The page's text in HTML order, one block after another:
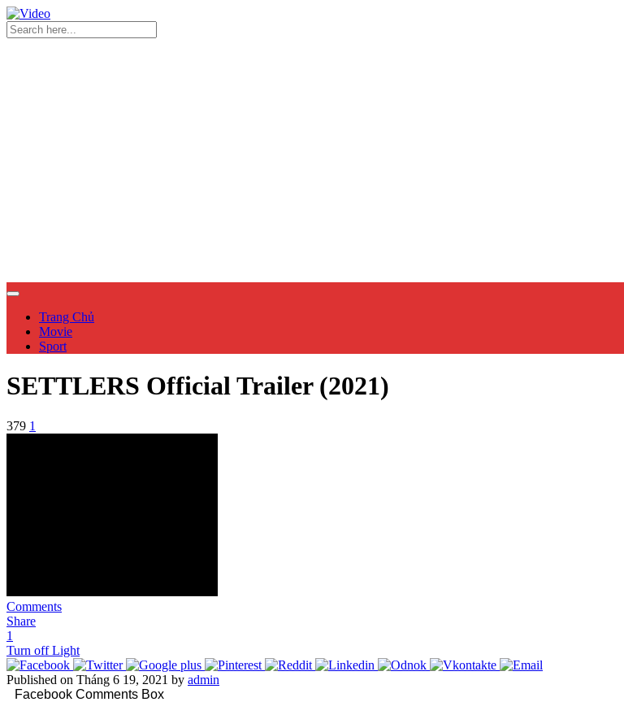
Trang Chủ
Movie
Sport
SETTLERS Official Trailer (2021)
379 1
Comments
Share
1
Turn off Light
Published on Tháng 6 19, 2021 by admin
Facebook Comments Box